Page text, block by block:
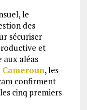
le
des
sécuriser
et
aux aléas
, les
confirment
cinq premiers